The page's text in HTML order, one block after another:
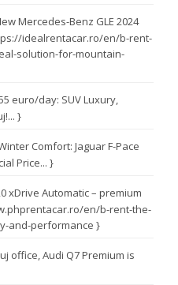
Mercedes-Benz GLE 2024
idealrentacar.ro/en/b-rent-
solution-for-mountain-
euro/day: SUV Luxury,
}
Comfort: Jaguar F-Pace
Price... }
xDrive Automatic – premium
en/b-rent-the-
and-performance }
office, Audi Q7 Premium is